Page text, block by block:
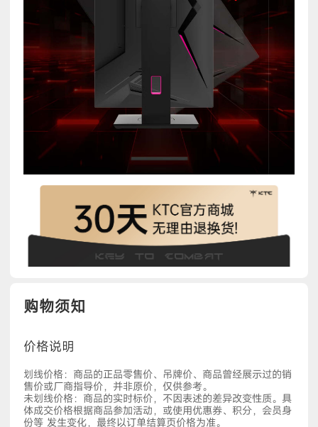
购物须知
价格说明
划线价格：商品的正品零售价、吊牌价、商品曾经展示过的销
售价或厂商指导价，并非原价，仅供参考。
未划线价格：商品的实时标价，不因表述的差异改变性质。具
体成交价格根据商品参加活动，或使用优惠券、积分，会员身
份等 发生变化，最终以订单结算页价格为准。